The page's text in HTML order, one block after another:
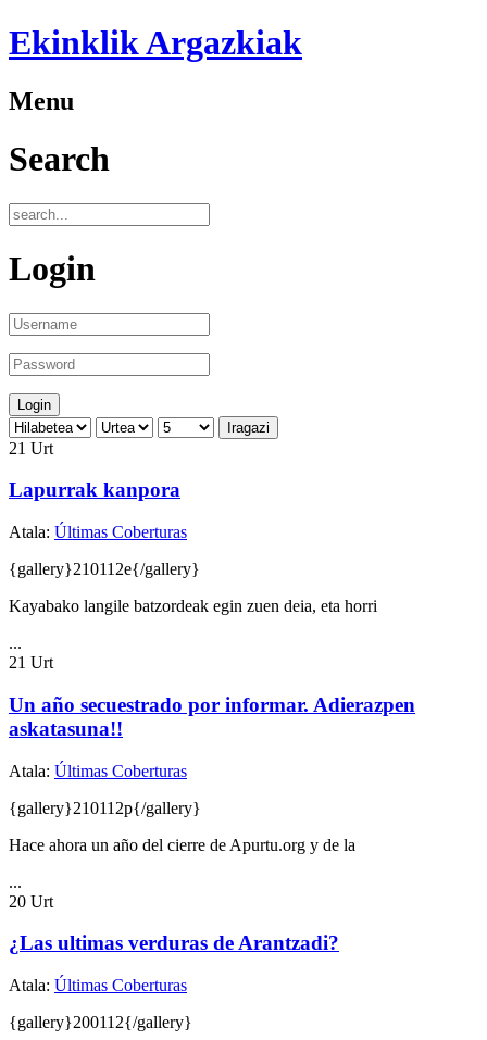
Ekinklik Argazkiak
Menu
Search
Login
Iragazi
21 Urt
Lapurrak kanpora
Atala: Últimas Coberturas
{gallery}210112e{/gallery}
Kayabako langile batzordeak egin zuen deia, eta horri
...
21 Urt
Un año secuestrado por informar. Adierazpen
askatasuna!!
Atala: Últimas Coberturas
{gallery}210112p{/gallery}
Hace ahora un año del cierre de Apurtu.org y de la
...
20 Urt
¿Las ultimas verduras de Arantzadi?
Atala: Últimas Coberturas
{gallery}200112{/gallery}